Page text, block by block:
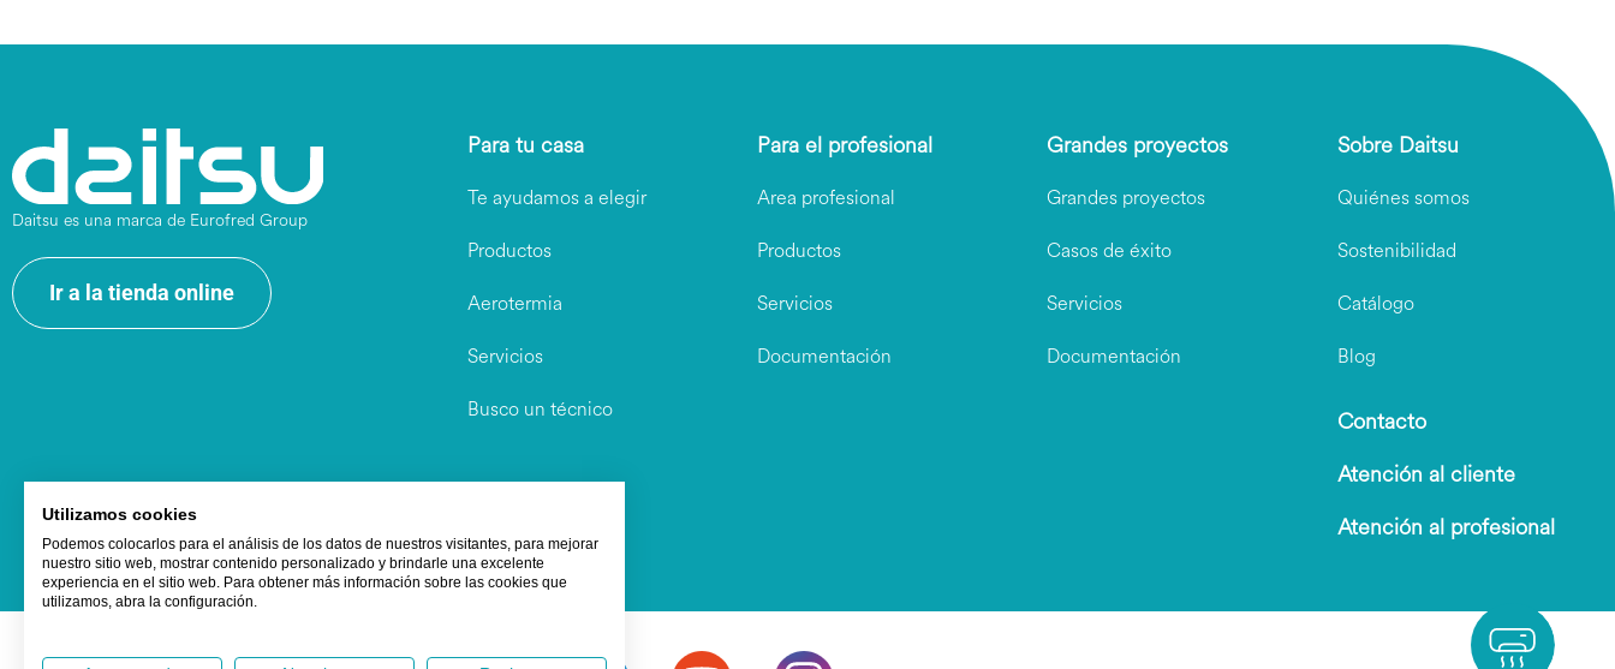
Daitsu es una marca de Eurofred Group
Ir a la tienda online
Para tu casa
Te ayudamos a elegir
Productos
Aerotermia
Servicios
Busco un técnico
Para el profesional
Area profesional
Productos
Servicios
Documentación
Grandes proyectos
Grandes proyectos
Casos de éxito
Servicios
Documentación
Sobre Daitsu
Quiénes somos
Sostenibilidad
Catálogo
Blog
Contacto
Atención al cliente
Atención al profesional
Utilizamos cookies
Podemos colocarlos para el análisis de los datos de nuestros visitantes, para mejorar
nuestro sitio web, mostrar contenido personalizado y brindarle una excelente
experiencia en el sitio web. Para obtener más información sobre las cookies que
utilizamos, abra la configuración.